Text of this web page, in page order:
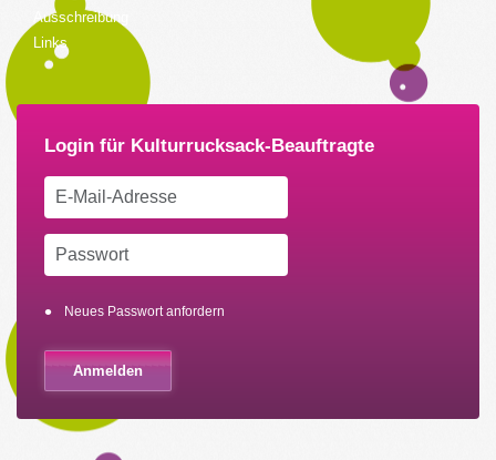
Ausschreibung
Links
Neues Passwort anfordern